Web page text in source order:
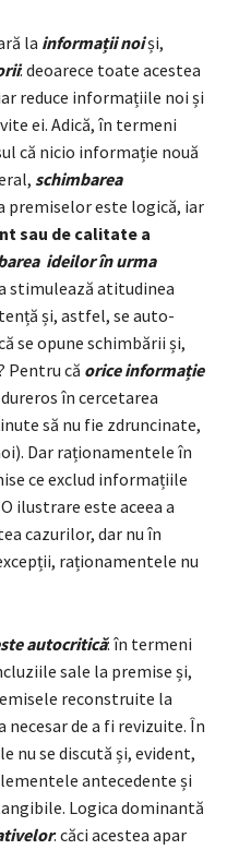
la informații noiși,
: deoarece toate acestea
reduce informațiile noi și
ei. Adică, în termeni
că nicio informație nouă
schimbarea
premiselor este logică, iar
sau de calitate a
ideilor în urma
stimulează atitudinea
și, astfel, se auto-
se opune schimbării și,
Pentru că orice informație
în cercetarea
să nu fie zdruncinate,
Dar raționamentele în
ce exclud informațiile
ilustrare este aceea a
cazurilor, dar nu în
raționamentele nu
autocritică: în termeni
sale la premise și,
reconstruite la
de a fi revizuite. În
nu se discută și, evident,
antecedente și
Logica dominantă
: căci acestea apar